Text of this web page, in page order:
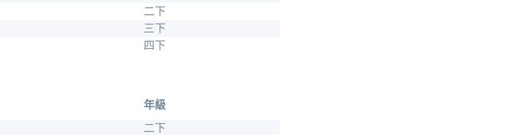
二下
三下
四下
年級
二下